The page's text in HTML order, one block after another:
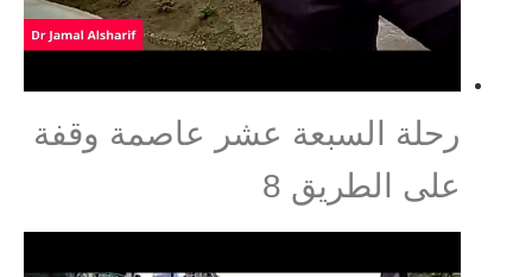
رحلة السبعة عشر عاصمة وقفة
على الطريق 8